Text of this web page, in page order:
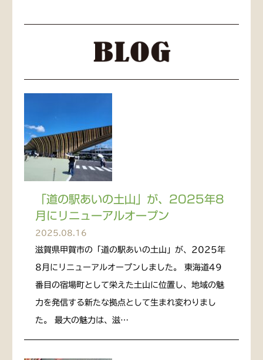
「道の駅あいの土山」が、2025年8
月にリニューアルオープン
2025.08.16
滋賀県甲賀市の「道の駅あいの土山」が、2025年
8月にリニューアルオープンしました。 東海道49
番目の宿場町として栄えた土山に位置し、地域の魅
力を発信する新たな拠点として生まれ変わりまし
た。 最大の魅力は、滋…